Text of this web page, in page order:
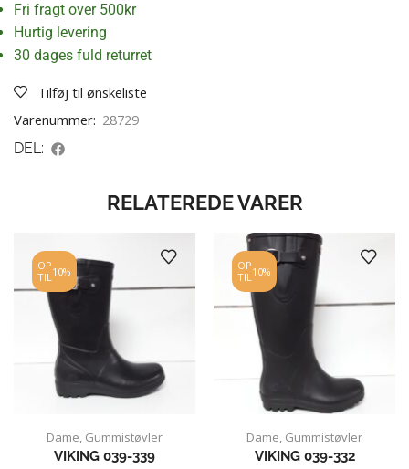
Fri fragt over 500kr
Hurtig levering
30 dages fuld returret
Tilføj til ønskeliste
Varenummer: 28729
DEL:
RELATEREDE VARER
OP
TIL10%
Dame, Gummistøvler
VIKING 039-339
OP
TIL10%
Dame, Gummistøvler
VIKING 039-332